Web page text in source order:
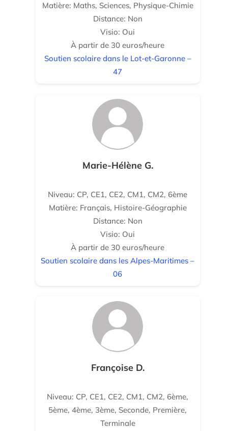
Matière: Maths, Sciences, Physique-Chimie
Distance: Non
Visio: Oui
À partir de 30 euros/heure
Soutien scolaire dans le Lot-et-Garonne –
47
Marie-Hélène G.
Niveau: CP, CE1, CE2, CM1, CM2, 6ème
Matière: Français, Histoire-Géographie
Distance: Non
Visio: Oui
À partir de 30 euros/heure
Soutien scolaire dans les Alpes-Maritimes –
06
Françoise D.
Niveau: CP, CE1, CE2, CM1, CM2, 6ème,
5ème, 4ème, 3ème, Seconde, Première,
Terminale